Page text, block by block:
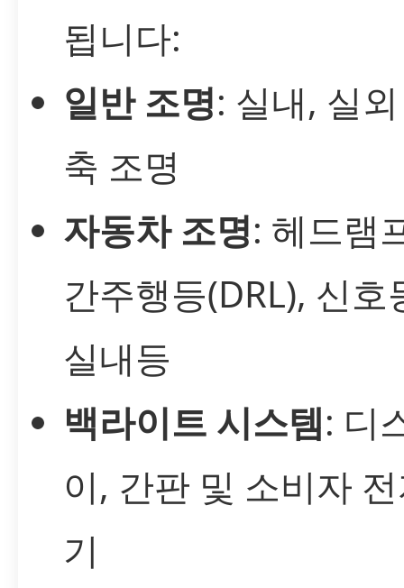
됩니다:
일반 조명: 실내, 실
축 조명
자동차 조명: 헤드램
간주행등(DRL), 신호
실내등
백라이트 시스템: 디
이, 간판 및 소비자
기